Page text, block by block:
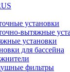
установки
вытяжные
установки
для бассейна
фильтры